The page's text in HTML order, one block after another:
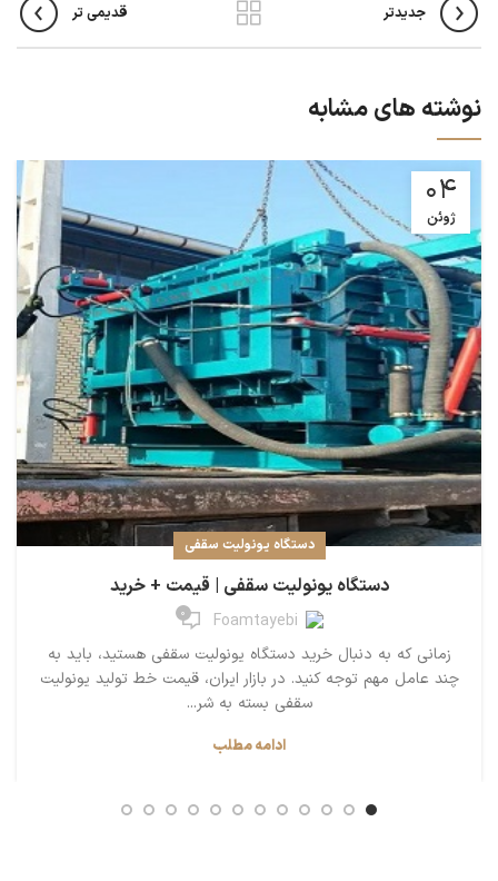
جدیدتر قدیمی تر
نوشته های مشابه
04
ژوئن
دستگاه یونولیت سقفی
دستگاه یونولیت سقفی | قیمت + خرید
Foamtayebi
0
زمانی که به دنبال خرید دستگاه یونولیت سقفی هستید، باید به
چند عامل مهم توجه کنید. در بازار ایران، قیمت خط تولید یونولیت
سقفی بسته به شر...
ادامه مطلب